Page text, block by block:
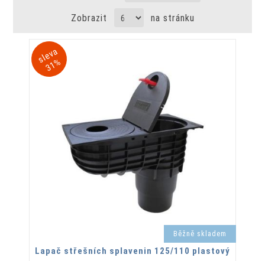
Zobrazit na stránku
Běžně skladem
sl
e
v
a
3
1
%
Lapač střešních splavenin 125/110 plastový